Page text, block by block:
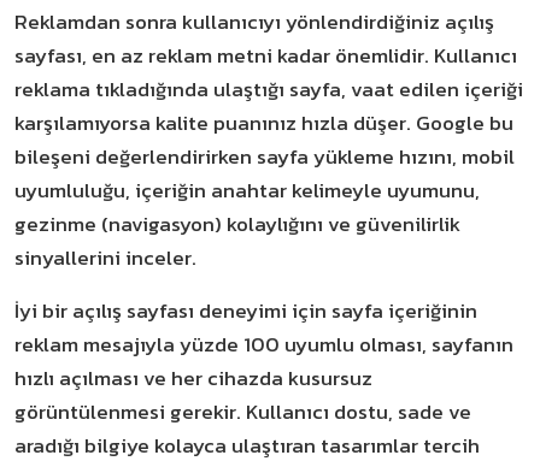
Reklamdan sonra kullanıcıyı yönlendirdiğiniz açılış
sayfası, en az reklam metni kadar önemlidir. Kullanıcı
reklama tıkladığında ulaştığı sayfa, vaat edilen içeriği
karşılamıyorsa kalite puanınız hızla düşer. Google bu
bileşeni değerlendirirken sayfa yükleme hızını, mobil
uyumluluğu, içeriğin anahtar kelimeyle uyumunu,
gezinme (navigasyon) kolaylığını ve güvenilirlik
sinyallerini inceler.
İyi bir açılış sayfası deneyimi için sayfa içeriğinin
reklam mesajıyla yüzde 100 uyumlu olması, sayfanın
hızlı açılması ve her cihazda kusursuz
görüntülenmesi gerekir. Kullanıcı dostu, sade ve
aradığı bilgiye kolayca ulaştıran tasarımlar tercih